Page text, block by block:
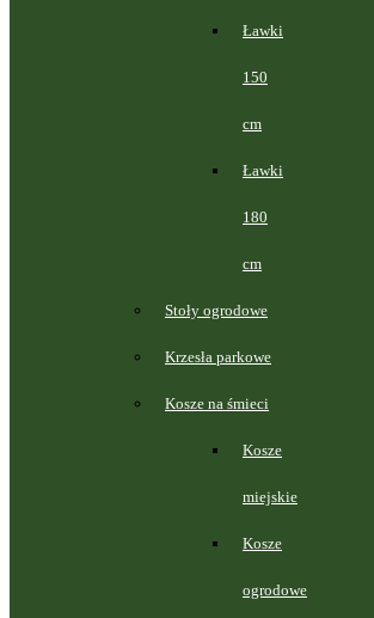
Ławki
150
cm
Ławki
180
cm
Stoły ogrodowe
Krzesła parkowe
Kosze na śmieci
Kosze
miejskie
Kosze
ogrodowe